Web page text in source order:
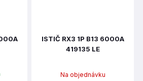
ISTIČ RX3 1P B13 6000A
419135 LE
Na objednávku